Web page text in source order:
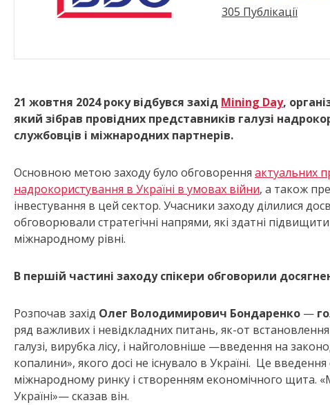
305 Публікації
21 жовтня 2024 року відбувся захід Mining Day,
який зібрав провідних представників галузі
службовців і міжнародних партнерів.
Основною метою заходу було обговорення актуальних
надрокористування в Україні в умовах війни, а також
інвестування в цей сектор. Учасники заходу ділилися
обговорювали стратегічні напрями, які здатні підвищити
міжнародному рівні.
В першій частині заходу спікери обговорили
Розпочав захід Олег Володимирович Бондаренко —
ряд важливих і невідкладних питань, як-от
галузі, вирубка лісу, і найголовніше —введення на
копалини», якого досі не існувало в Україні. Це
міжнародному ринку і створенням економічного щита.
Україні»— сказав він.